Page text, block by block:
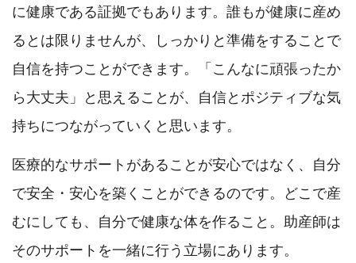
に健康である証拠でもあります。誰もが健康に産め
るとは限りませんが、しっかりと準備をすることで
自信を持つことができます。「こんなに頑張ったか
ら大丈夫」と思えることが、自信とポジティブな気
持ちにつながっていくと思います。
医療的なサポートがあることが安心ではなく、自分
で安全・安心を築くことができるのです。どこで産
むにしても、自分で健康な体を作ること。助産師は
そのサポートを一緒に行う立場にあります。